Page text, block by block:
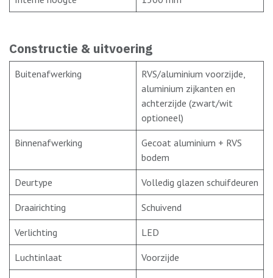
Constructie & uitvoering
Buitenafwerking
RVS/aluminium voorzijde,
aluminium zijkanten en
achterzijde (zwart/wit
optioneel)
Binnenafwerking
Gecoat aluminium + RVS
bodem
Deurtype Volledig glazen schuifdeuren
Draairichting Schuivend
Verlichting LED
Luchtinlaat Voorzijde